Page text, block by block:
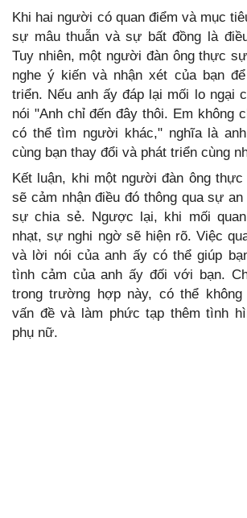
Khi hai người có quan điểm và mục
sự mâu thuẫn và sự bất đồng là
Tuy nhiên, một người đàn ông thực
nghe ý kiến và nhận xét của bạn
triển. Nếu anh ấy đáp lại mối lo ngại
nói "Anh chỉ đến đây thôi. Em không
có thể tìm người khác," nghĩa là
cùng bạn thay đổi và phát triển cùng
Kết luận, khi một người đàn ông
sẽ cảm nhận điều đó thông qua sự
sự chia sẻ. Ngược lại, khi mối
nhạt, sự nghi ngờ sẽ hiện rõ. Việc
và lời nói của anh ấy có thể giúp
tình cảm của anh ấy đối với bạn.
trong trường hợp này, có thể
vấn đề và làm phức tạp thêm tình
phụ nữ.